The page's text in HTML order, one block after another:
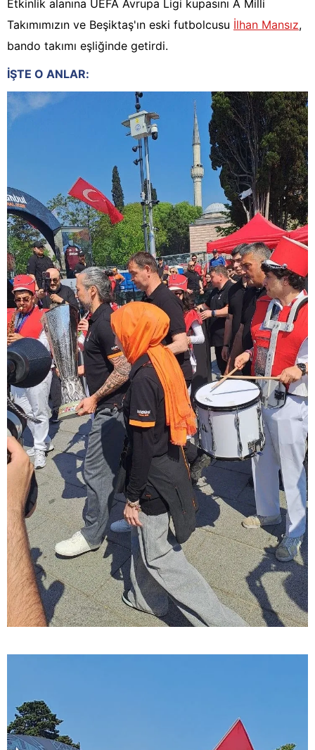
Etkinlik alanına UEFA Avrupa Ligi kupasını A Milli
Takımımızın ve Beşiktaş'ın eski futbolcusu İlhan Mansız,
bando takımı eşliğinde getirdi.
İŞTE O ANLAR: